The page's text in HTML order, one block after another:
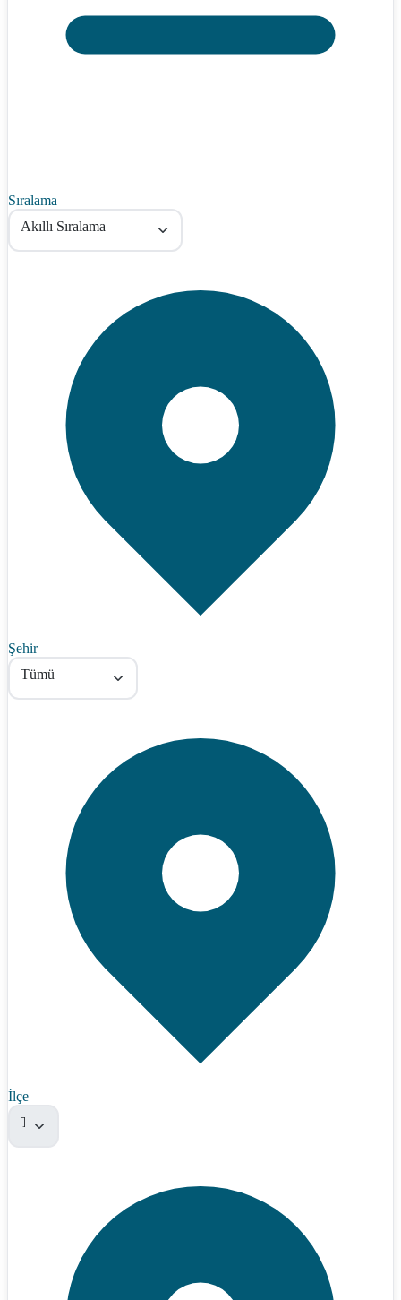
Sıralama
Akıllı Sıralama
Şehir
Tümü
İlçe
Tümü